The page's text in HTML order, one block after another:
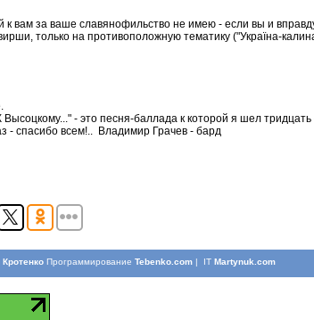
к вам за ваше славянофильство не имею - если вы и
только на противоположную тематику ("Україна-
- это песня-баллада к которой я шел
- спасибо всем!.. Владимир Грачев - бард
ПрограммированиеTebenko.com | ITMartynuk.com